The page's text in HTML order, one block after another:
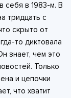
себя в 1983-м. В
тридцать с
скрыто от
то диктовала
знает, чем это
Только
и цепочки
что хватит